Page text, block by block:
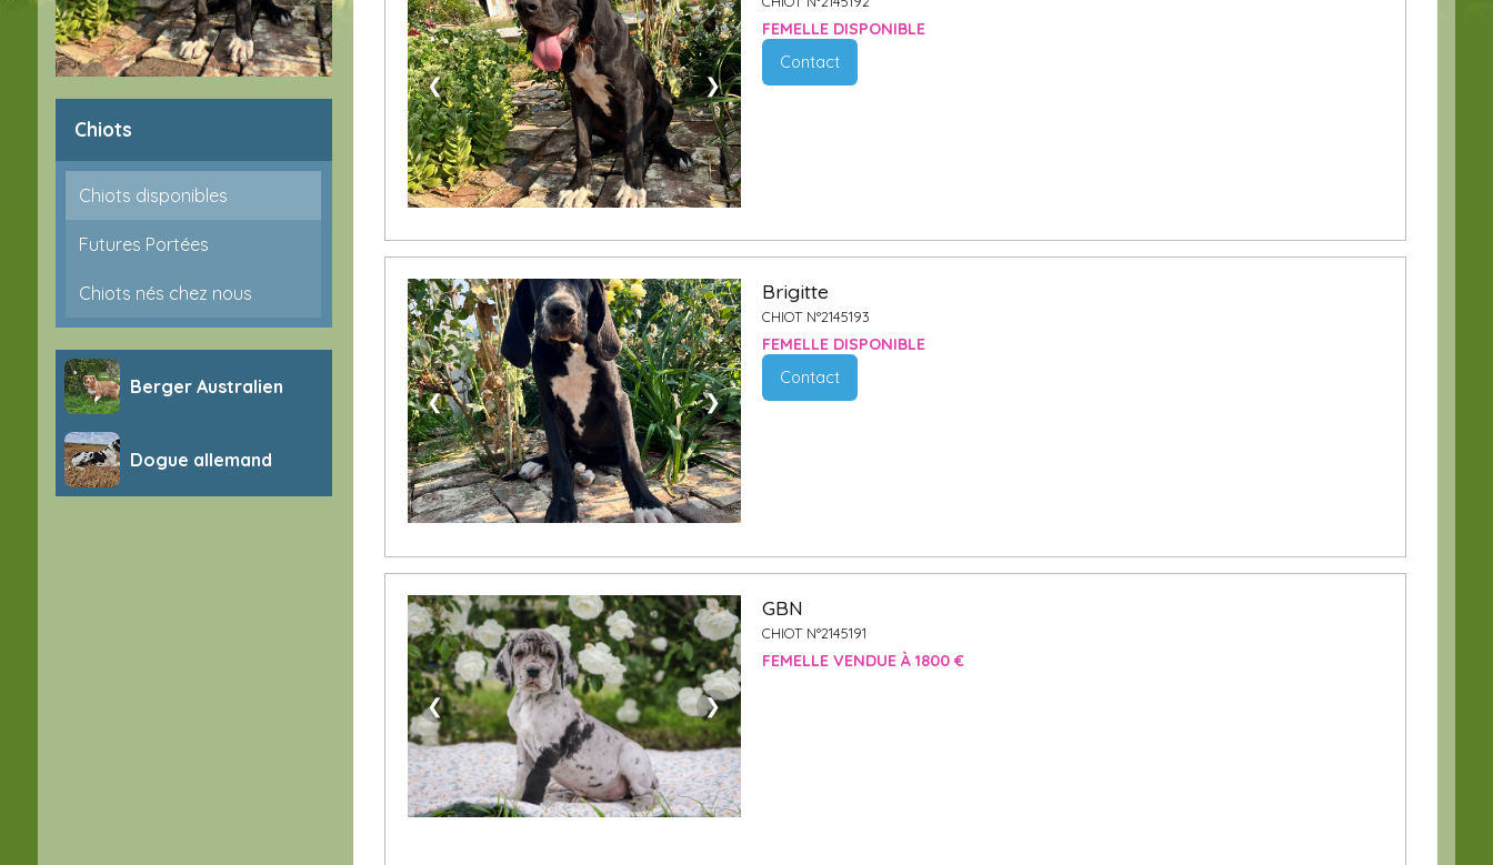
Chiots
Chiots disponibles
Futures Portées
Chiots nés chez nous
Berger Australien
Dogue allemand
❮ ❯
FEMELLE DISPONIBLE
Contact
❮ ❯
Brigitte
CHIOT N°2145193
FEMELLE DISPONIBLE
Contact
❮ ❯
GBN
CHIOT N°2145191
FEMELLE VENDUE À 1800 €